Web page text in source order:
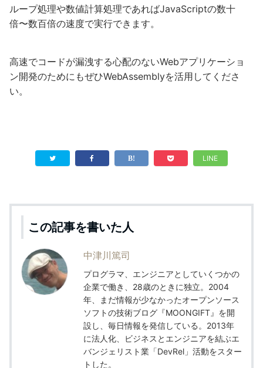
ループ処理や数値計算処理であればJavaScriptの数十
倍〜数百倍の速度で実行できます。
高速でコードが漏洩する心配のないWebアプリケーショ
ン開発のためにもぜひWebAssemblyを活用してくださ
い。
LINE
この記事を書いた人
中津川篤司
プログラマ、エンジニアとしていくつかの
企業で働き、28歳のときに独立。2004
年、まだ情報が少なかったオープンソース
ソフトの技術ブログ『MOONGIFT』を開
設し、毎日情報を発信している。2013年
に法人化、ビジネスとエンジニアを結ぶエ
バンジェリスト業「DevRel」活動をスター
トした。